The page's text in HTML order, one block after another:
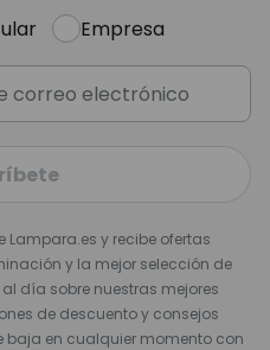
Empresa
Lampara.es y recibe ofertas
y la mejor selección de
día sobre nuestras mejores
de descuento y consejos
baja en cualquier momento con